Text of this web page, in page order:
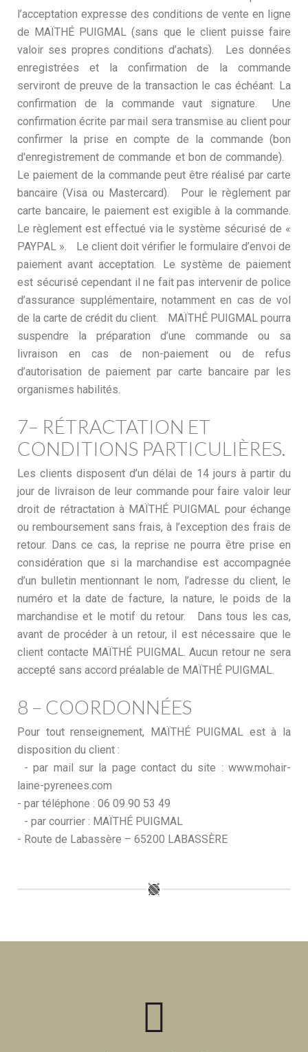
l’acceptation expresse des conditions de vente en ligne
de MAÏTHÉ PUIGMAL (sans que le client puisse faire
valoir ses propres conditions d’achats). Les données
enregistrées et la confirmation de la commande
serviront de preuve de la transaction le cas échéant. La
confirmation de la commande vaut signature. Une
confirmation écrite par mail sera transmise au client pour
confirmer la prise en compte de la commande (bon
d'enregistrement de commande et bon de commande).
Le paiement de la commande peut être réalisé par carte
bancaire (Visa ou Mastercard). Pour le règlement par
carte bancaire, le paiement est exigible à la commande.
Le règlement est effectué via le système sécurisé de «
PAYPAL ». Le client doit vérifier le formulaire d’envoi de
paiement avant acceptation. Le système de paiement
est sécurisé cependant il ne fait pas intervenir de police
d’assurance supplémentaire, notamment en cas de vol
de la carte de crédit du client. MAÏTHÉ PUIGMAL pourra
suspendre la préparation d’une commande ou sa
livraison en cas de non-paiement ou de refus
d’autorisation de paiement par carte bancaire par les
organismes habilités.
7– RÉTRACTATION ET
CONDITIONS PARTICULIÈRES.
Les clients disposent d’un délai de 14 jours à partir du
jour de livraison de leur commande pour faire valoir leur
droit de rétractation à MAÏTHÉ PUIGMAL pour échange
ou remboursement sans frais, à l’exception des frais de
retour. Dans ce cas, la reprise ne pourra être prise en
considération que si la marchandise est accompagnée
d’un bulletin mentionnant le nom, l’adresse du client, le
numéro et la date de facture, la nature, le poids de la
marchandise et le motif du retour. Dans tous les cas,
avant de procéder à un retour, il est nécessaire que le
client contacte MAÏTHÉ PUIGMAL. Aucun retour ne sera
accepté sans accord préalable de MAÏTHÉ PUIGMAL.
8 – COORDONNÉES
Pour tout renseignement, MAÏTHÉ PUIGMAL est à la
disposition du client :
- par mail sur la page contact du site : www.mohair-
laine-pyrenees.com
- par téléphone : 06 09 90 53 49
- par courrier : MAÏTHÉ PUIGMAL
- Route de Labassère – 65200 LABASSÈRE